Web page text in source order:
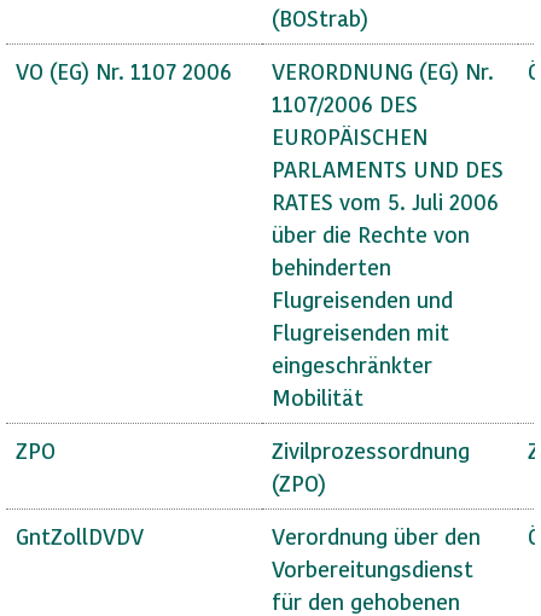
(BOStrab)
VO (EG) Nr. 1107 2006
VERORDNUNG (EG) Nr.
1107/2006 DES
EUROPÄISCHEN
PARLAMENTS UND DES
RATES vom 5. Juli 2006
über die Rechte von
behinderten
Flugreisenden und
Flugreisenden mit
eingeschränkter
Mobilität
ZPO
Zivilprozessordnung
(ZPO)
GntZollDVDV
Verordnung über den
Vorbereitungsdienst
für den gehobenen